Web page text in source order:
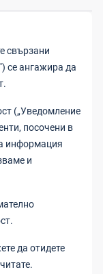
свързани
се ангажира да
(„Уведомление
посочени в
информация
и
да отидете